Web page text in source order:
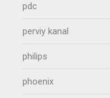
pdc
perviy kanal
philips
phoenix